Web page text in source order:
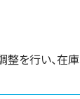
を行い、在庫